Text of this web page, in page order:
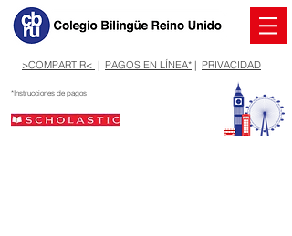
>COMPARTIR< | PAGOS EN LÍNEA* | PRIVACIDAD
*Instrucciones de pagos